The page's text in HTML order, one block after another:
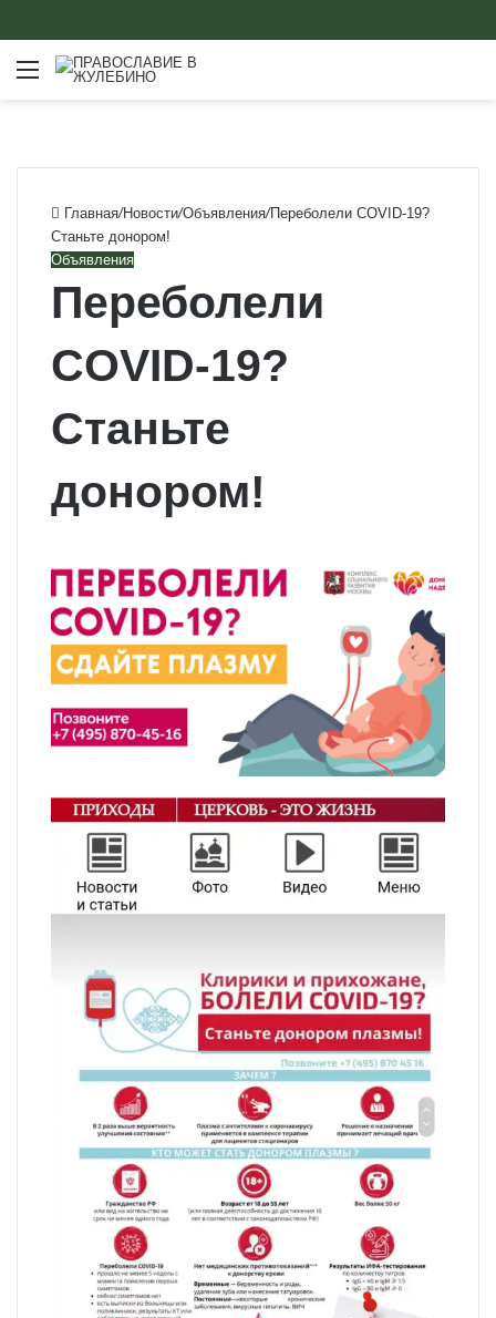
Меню
Главная/Новости/Объявления/Переболели COVID-19?
Станьте донором!
Объявления
Переболели
COVID-19?
Станьте
донором!